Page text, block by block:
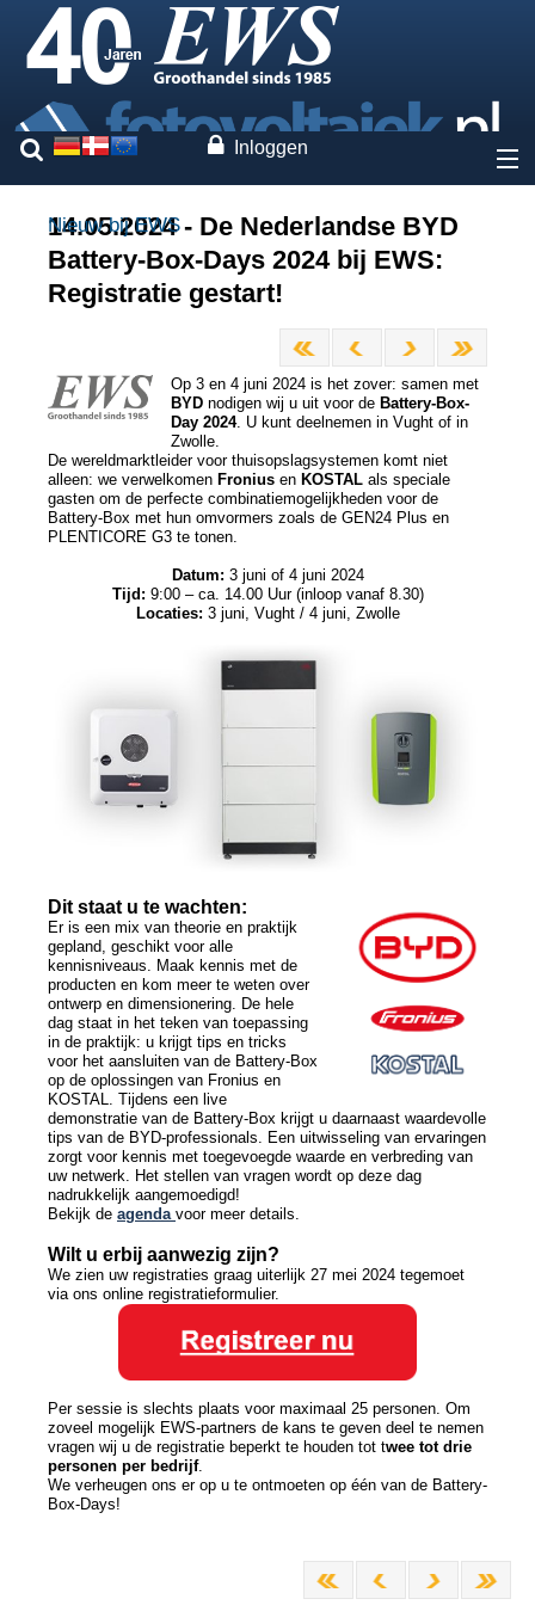
Inloggen
Over ons
Prijzen
Diensten
Fotovoltaiek
Contact
Vacatures
Nieuw bij EWS
14.05.2024 - De Nederlandse BYD
Battery-Box-Days 2024 bij EWS:
Registratie gestart!
Op 3 en 4 juni 2024 is het zover: samen met
BYD nodigen wij u uit voor de Battery-Box-
Day 2024. U kunt deelnemen in Vught of in
Zwolle.
De wereldmarktleider voor thuisopslagsystemen komt niet
alleen: we verwelkomen Fronius en KOSTAL als speciale
gasten om de perfecte combinatiemogelijkheden voor de
Battery-Box met hun omvormers zoals de GEN24 Plus en
PLENTICORE G3 te tonen.
Datum: 3 juni of 4 juni 2024
Tijd: 9:00 – ca. 14.00 Uur (inloop vanaf 8.30)
Locaties: 3 juni, Vught / 4 juni, Zwolle
Dit staat u te wachten:
Er is een mix van theorie en praktijk
gepland, geschikt voor alle
kennisniveaus. Maak kennis met de
producten en kom meer te weten over
ontwerp en dimensionering. De hele
dag staat in het teken van toepassing
in de praktijk: u krijgt tips en tricks
voor het aansluiten van de Battery-Box
op de oplossingen van Fronius en
KOSTAL. Tijdens een live
demonstratie van de Battery-Box krijgt u daarnaast waardevolle
tips van de BYD-professionals. Een uitwisseling van ervaringen
zorgt voor kennis met toegevoegde waarde en verbreding van
uw netwerk. Het stellen van vragen wordt op deze dag
nadrukkelijk aangemoedigd!
Bekijk de agenda voor meer details.
Wilt u erbij aanwezig zijn?
We zien uw registraties graag uiterlijk 27 mei 2024 tegemoet
via ons online registratieformulier.
Per sessie is slechts plaats voor maximaal 25 personen. Om
zoveel mogelijk EWS-partners de kans te geven deel te nemen
vragen wij u de registratie beperkt te houden tot twee tot drie
personen per bedrijf.
We verheugen ons er op u te ontmoeten op één van de Battery-
Box-Days!